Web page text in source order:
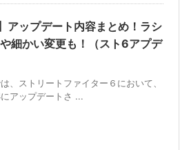
アップデート内容まとめ！ラシ
細かい変更も！（スト6アプデ
、ストリートファイター６において、
アップデートさ ...